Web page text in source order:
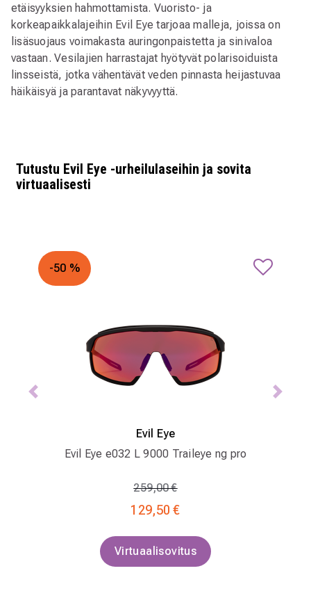
etäisyyksien hahmottamista. Vuoristo- ja
korkeapaikkalajeihin Evil Eye tarjoaa malleja, joissa on
lisäsuojaus voimakasta auringonpaistetta ja sinivaloa
vastaan. Vesilajien harrastajat hyötyvät polarisoiduista
linsseistä, jotka vähentävät veden pinnasta heijastuvaa
häikäisyä ja parantavat näkyvyyttä.
Tutustu Evil Eye -urheilulaseihin ja sovita
virtuaalisesti
-50 %
Evil Eye
Evil Eye e032 L 9000 Traileye ng pro
129,50 €
259,00 €
Virtuaalisovitus
Previous Next